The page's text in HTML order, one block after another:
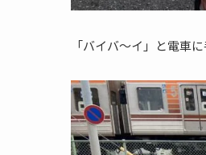
「バイバ〜イ」と電車